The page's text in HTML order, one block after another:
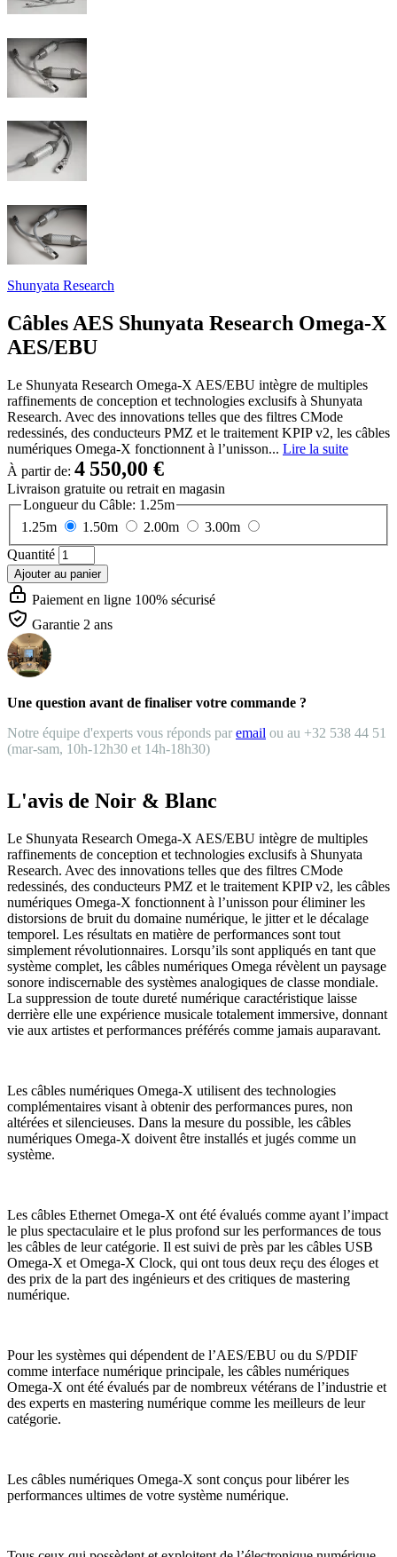
Shunyata Research
Câbles AES Shunyata Research Omega-X
AES/EBU
Le Shunyata Research Omega-X AES/EBU intègre de multiples
raffinements de conception et technologies exclusifs à Shunyata
Research. Avec des innovations telles que des filtres CMode
redessinés, des conducteurs PMZ et le traitement KPIP v2, les câbles
numériques Omega-X fonctionnent à l’unisson... Lire la suite
À partir de: 4 550,00 €
Livraison gratuite ou retrait en magasin
Longueur du Câble: 1.25m
1.25m
1.50m 2.00m
3.00m
Quantité
Ajouter au panier
Paiement en ligne 100% sécurisé
Garantie 2 ans
Une question avant de finaliser votre commande ?
Notre équipe d'experts vous réponds par email ou au +32 538 44 51
(mar-sam, 10h-12h30 et 14h-18h30)
L'avis de Noir & Blanc
Le Shunyata Research Omega-X AES/EBU intègre de multiples
raffinements de conception et technologies exclusifs à Shunyata
Research. Avec des innovations telles que des filtres CMode
redessinés, des conducteurs PMZ et le traitement KPIP v2, les câbles
numériques Omega-X fonctionnent à l’unisson pour éliminer les
distorsions de bruit du domaine numérique, le jitter et le décalage
temporel. Les résultats en matière de performances sont tout
simplement révolutionnaires. Lorsqu’ils sont appliqués en tant que
système complet, les câbles numériques Omega révèlent un paysage
sonore indiscernable des systèmes analogiques de classe mondiale.
La suppression de toute dureté numérique caractéristique laisse
derrière elle une expérience musicale totalement immersive, donnant
vie aux artistes et performances préférés comme jamais auparavant.
Les câbles numériques Omega-X utilisent des technologies
complémentaires visant à obtenir des performances pures, non
altérées et silencieuses. Dans la mesure du possible, les câbles
numériques Omega-X doivent être installés et jugés comme un
système.
Les câbles Ethernet Omega-X ont été évalués comme ayant l’impact
le plus spectaculaire et le plus profond sur les performances de tous
les câbles de leur catégorie. Il est suivi de près par les câbles USB
Omega-X et Omega-X Clock, qui ont tous deux reçu des éloges et
des prix de la part des ingénieurs et des critiques de mastering
numérique.
Pour les systèmes qui dépendent de l’AES/EBU ou du S/PDIF
comme interface numérique principale, les câbles numériques
Omega-X ont été évalués par de nombreux vétérans de l’industrie et
des experts en mastering numérique comme les meilleurs de leur
catégorie.
Les câbles numériques Omega-X sont conçus pour libérer les
performances ultimes de votre système numérique.